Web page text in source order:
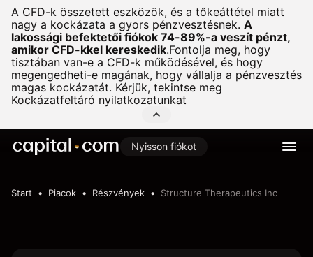
A CFD-k összetett eszközök, és a tőkeáttétel miatt
nagy a kockázata a gyors pénzvesztésnek. A
lakossági befektetői fiókok 74-89%-a veszít pénzt,
amikor CFD-kkel kereskedik.Fontolja meg, hogy
tisztában van-e a CFD-k működésével, és hogy
megengedheti-e magának, hogy vállalja a pénzvesztés
magas kockázatát. Kérjük, tekintse meg
Kockázatfeltáró nyilatkozatunkat
Nyisson fiókot
Start Piacok Részvények Structure Therapeutics Inc